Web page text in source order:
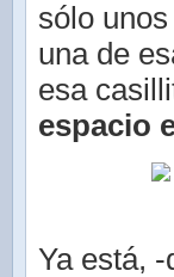
sólo
una de
esa
espacio
Ya está,